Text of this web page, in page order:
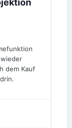
dem Kauf